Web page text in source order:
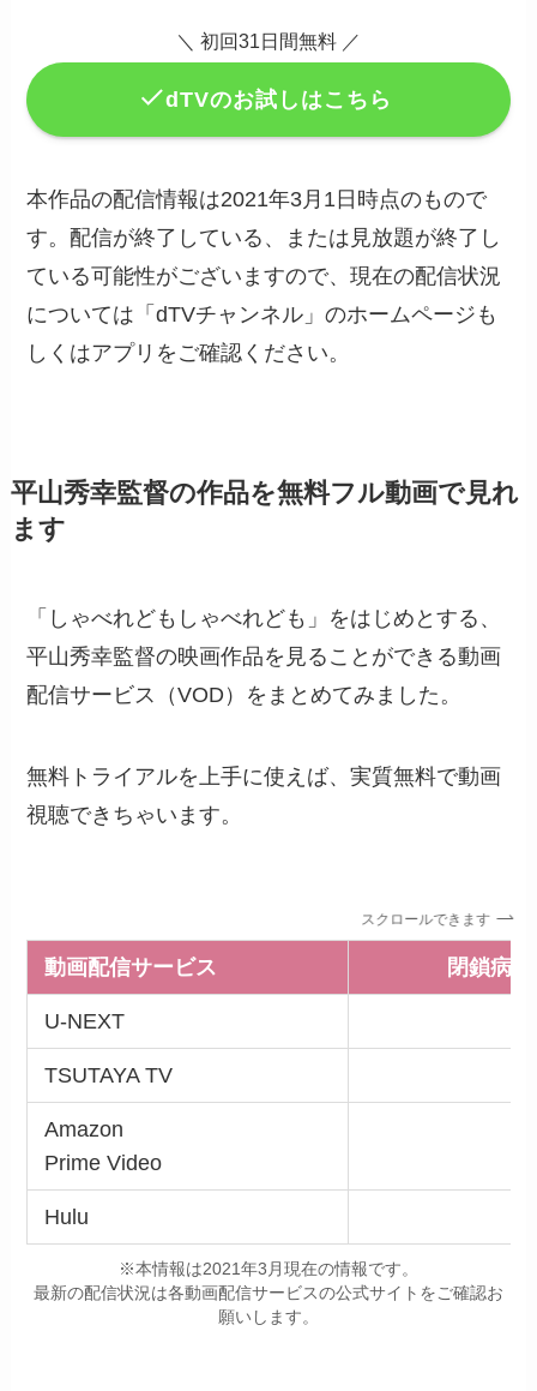
＼ 初回31日間無料 ／
dTVのお試しはこちら
本作品の配信情報は2021年3月1日時点のもので
す。配信が終了している、または見放題が終了し
ている可能性がございますので、現在の配信状況
については「dTVチャンネル」のホームページも
しくはアプリをご確認ください。
平山秀幸監督の作品を無料フル動画で見れ
ます
「しゃべれどもしゃべれども」をはじめとする、
平山秀幸監督の映画作品を見ることができる動画
配信サービス（VOD）をまとめてみました。
無料トライアルを上手に使えば、実質無料で動画
視聴できちゃいます。
スクロールできます
動画配信サービス 閉鎖病
U-NEXT
TSUTAYA TV
Amazon
Prime Video
Hulu
※本情報は2021年3月現在の情報です。
最新の配信状況は各動画配信サービスの公式サイトをご確認お
願いします。